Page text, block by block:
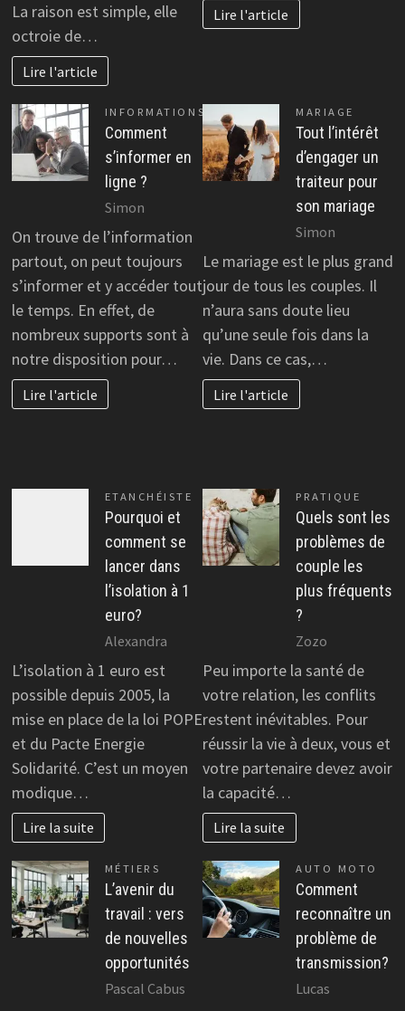
La raison est simple, elle
octroie de…
Lire l'article
Lire l'article
INFORMATIONS
Comment
s’informer en
ligne ?
Simon
On trouve de l’information
partout, on peut toujours
s’informer et y accéder tout
le temps. En effet, de
nombreux supports sont à
notre disposition pour…
Lire l'article
MARIAGE
Tout l’intérêt
d’engager un
traiteur pour
son mariage
Simon
Le mariage est le plus grand
jour de tous les couples. Il
n’aura sans doute lieu
qu’une seule fois dans la
vie. Dans ce cas,…
Lire l'article
ETANCHÉISTE
Pourquoi et
comment se
lancer dans
l’isolation à 1
euro?
Alexandra
L’isolation à 1 euro est
possible depuis 2005, la
mise en place de la loi POPE
et du Pacte Energie
Solidarité. C’est un moyen
modique…
Lire la suite
PRATIQUE
Quels sont les
problèmes de
couple les
plus fréquents
?
Zozo
Peu importe la santé de
votre relation, les conflits
restent inévitables. Pour
réussir la vie à deux, vous et
votre partenaire devez avoir
la capacité…
Lire la suite
MÉTIERS
L’avenir du
travail : vers
de nouvelles
opportunités
Pascal Cabus
AUTO MOTO
Comment
reconnaître un
problème de
transmission?
Lucas